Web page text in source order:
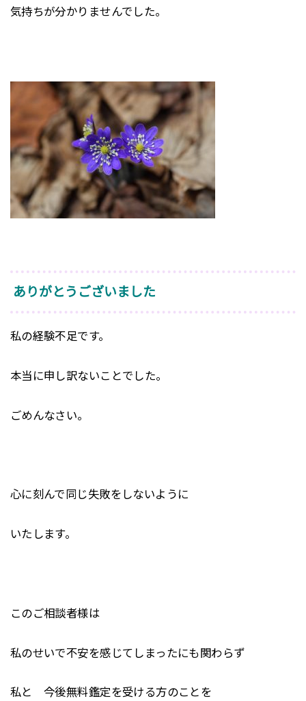
気持ちが分かりませんでした。
ありがとうございました
私の経験不足です。
本当に申し訳ないことでした。
ごめんなさい。
心に刻んで同じ失敗をしないように
いたします。
このご相談者様は
私のせいで不安を感じてしまったにも関わらず
私と 今後無料鑑定を受ける方のことを